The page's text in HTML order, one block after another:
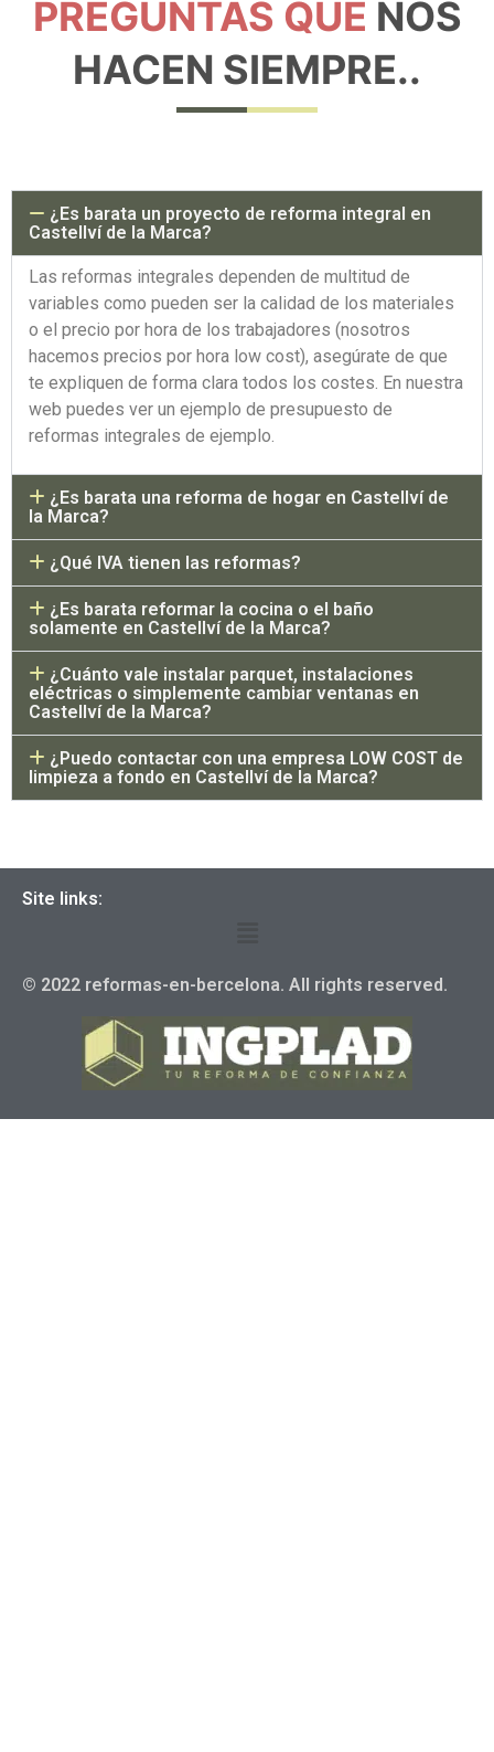
PREGUNTAS QUE NOS
HACEN SIEMPRE..
¿Es barata un proyecto de reforma integral en
Castellví de la Marca?
Las reformas integrales dependen de multitud de
variables como pueden ser la calidad de los materiales
o el precio por hora de los trabajadores (nosotros
hacemos precios por hora low cost), asegúrate de que
te expliquen de forma clara todos los costes. En nuestra
web puedes ver un ejemplo de presupuesto de
reformas integrales de ejemplo.
¿Es barata una reforma de hogar en Castellví de
la Marca?
¿Qué IVA tienen las reformas?
¿Es barata reformar la cocina o el baño
solamente en Castellví de la Marca?
¿Cuánto vale instalar parquet, instalaciones
eléctricas o simplemente cambiar ventanas en
Castellví de la Marca?
¿Puedo contactar con una empresa LOW COST de
limpieza a fondo en Castellví de la Marca?
Site links:
© 2022 reformas-en-bercelona. All rights reserved.